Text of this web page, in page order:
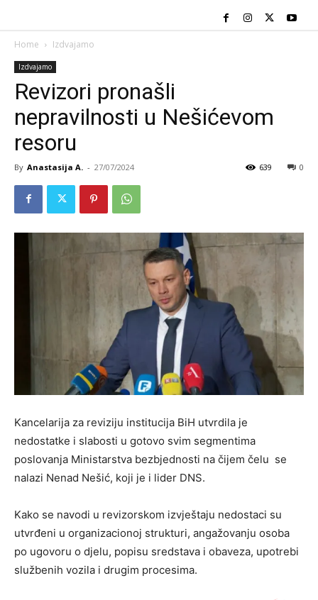
Home Izdvajamo
Izdvajamo
Revizori pronašli
nepravilnosti u Nešićevom
resoru
By Anastasija A. - 27/07/2024 0
639
Kancelarija za reviziju institucija BiH utvrdila je
nedostatke i slabosti u gotovo svim segmentima
poslovanja Ministarstva bezbjednosti na čijem čelu se
nalazi Nenad Nešić, koji je i lider DNS.
Kako se navodi u revizorskom izvještaju nedostaci su
utvrđeni u organizacionoj strukturi, angažovanju osoba
po ugovoru o djelu, popisu sredstava i obaveza, upotrebi
službenih vozila i drugim procesima.